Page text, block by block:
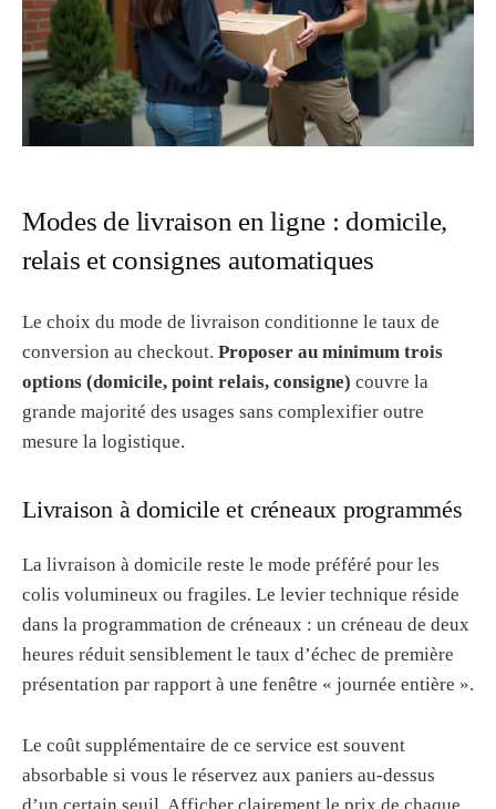
Modes de livraison en ligne : domicile,
relais et consignes automatiques
Le choix du mode de livraison conditionne le taux de
conversion au checkout. Proposer au minimum trois
options (domicile, point relais, consigne) couvre la
grande majorité des usages sans complexifier outre
mesure la logistique.
Livraison à domicile et créneaux programmés
La livraison à domicile reste le mode préféré pour les
colis volumineux ou fragiles. Le levier technique réside
dans la programmation de créneaux : un créneau de deux
heures réduit sensiblement le taux d’échec de première
présentation par rapport à une fenêtre « journée entière ».
Le coût supplémentaire de ce service est souvent
absorbable si vous le réservez aux paniers au-dessus
d’un certain seuil. Afficher clairement le prix de chaque